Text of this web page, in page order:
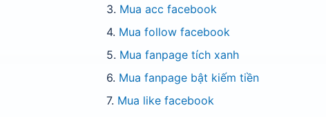
3. Mua acc facebook
4. Mua follow facebook
5. Mua fanpage tích xanh
6. Mua fanpage bật kiếm tiền
7. Mua like facebook